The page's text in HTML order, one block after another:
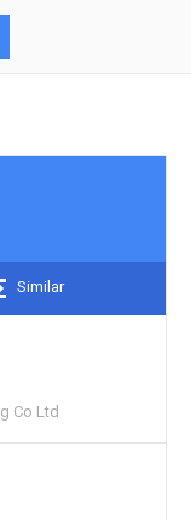
Similar
Co Ltd